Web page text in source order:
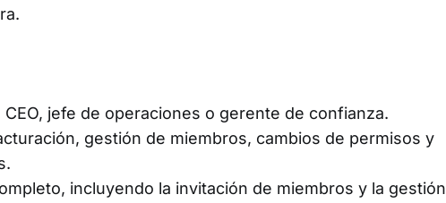
CEO, jefe de operaciones o gerente de confianza.
gestión de miembros, cambios de permisos y
incluyendo la invitación de miembros y la gestión